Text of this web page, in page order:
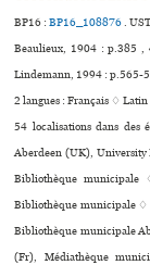
BP16 :BP16_108876.
Beaulieux, 1904 : p.385 ,
Lindemann, 1994 : p.565-
2 langues :Français ♢Latin
54 localisations dans des
Aberdeen (UK),
Bibliothèque
Bibliothèque muni­ci­pale ♢
Bibliothèque muni­ci­pale
(Fr), Médiathèque